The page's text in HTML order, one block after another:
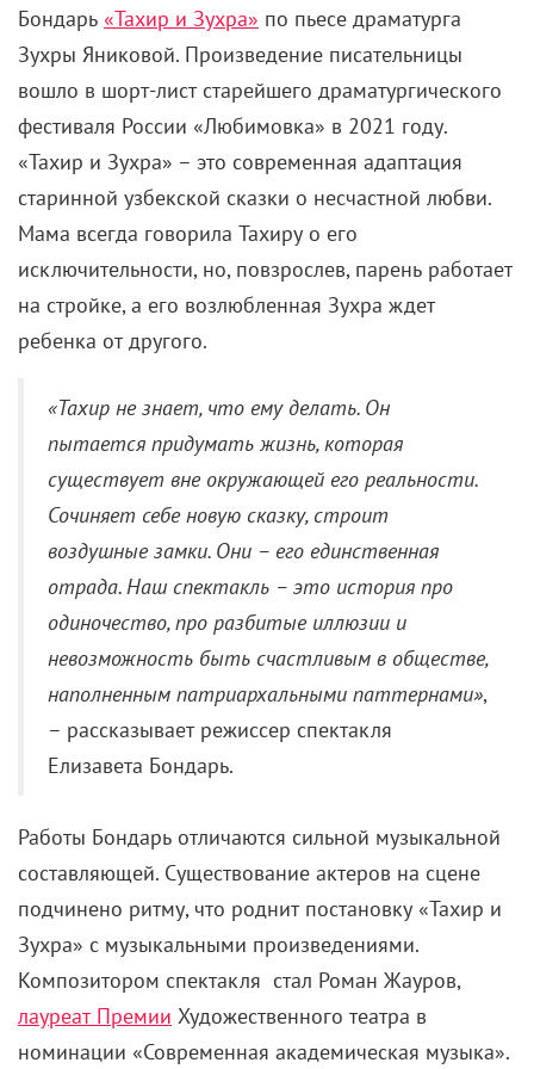
Бондарь «Тахир и Зухра» по пьесе драматурга
Зухры Яниковой. Произведение писательницы
вошло в шорт-лист старейшего драматургического
фестиваля России «Любимовка» в 2021 году.
«Тахир и Зухра» – это современная адаптация
старинной узбекской сказки о несчастной любви.
Мама всегда говорила Тахиру о его
исключительности, но, повзрослев, парень работает
на стройке, а его возлюбленная Зухра ждет
ребенка от другого.
«Тахир не знает, что ему делать. Он
пытается придумать жизнь, которая
существует вне окружающей его реальности.
Сочиняет себе новую сказку, строит
воздушные замки. Они – его единственная
отрада. Наш спектакль – это история про
одиночество, про разбитые иллюзии и
невозможность быть счастливым в обществе,
наполненным патриархальными паттернами»,
– рассказывает режиссер спектакля
Елизавета Бондарь.
Работы Бондарь отличаются сильной музыкальной
составляющей. Существование актеров на сцене
подчинено ритму, что роднит постановку «Тахир и
Зухра» с музыкальными произведениями.
Композитором спектакля стал Роман Жауров,
лауреат Премии Художественного театра в
номинации «Современная академическая музыка».